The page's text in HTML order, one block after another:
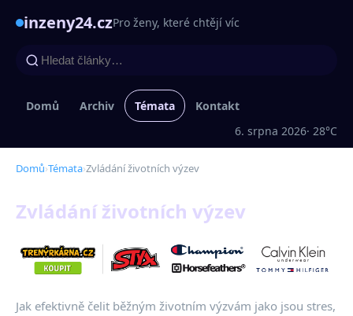
inzeny24.czPro ženy, které chtějí víc
Domů Archiv Témata
Kontakt
6. srpna 2026· 28°C
Domů›Témata›Zvládání životních výzev
Zvládání životních výzev
Jak efektivně čelit běžným životním výzvám jako jsou stres,